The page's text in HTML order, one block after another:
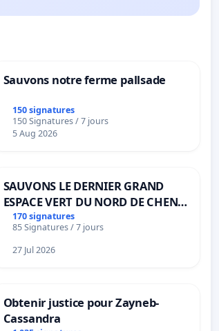
Sauvons notre ferme pallsade
150 signatures
150 Signatures / 7 jours
5 Aug 2026
SAUVONS LE DERNIER GRAND
ESPACE VERT DU NORD DE CHENE-
BOUGERIES
170 signatures
85 Signatures / 7 jours
27 Jul 2026
Obtenir justice pour Zayneb-
Cassandra